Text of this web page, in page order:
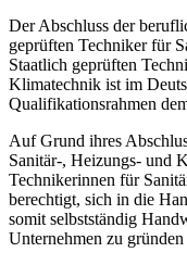
Der Abschluss der
geprüften Techniker für
Staat­lich geprüften
Klimatechnik ist im
Qualifikationsrahmen
Auf Grund ihres
Sanitär-, Heizungs- und
Technikerinnen für
berechtigt, sich in die
somit selbstständig
Unternehmen zu